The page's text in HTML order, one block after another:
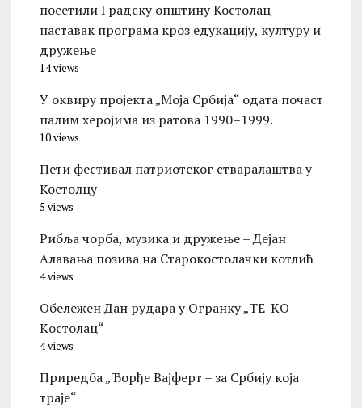
посетили Градску општину Костолац –
наставак програма кроз едукацију, културу и
дружење
14 views
У оквиру пројекта „Моја Србија“ одата почаст
палим херојима из ратова 1990–1999.
10 views
Пети фестивал патриотског стваралаштва у
Костолцу
5 views
Рибља чорба, музика и дружење – Дејан
Алавања позива на Старокостолачки котлић
4 views
Обележен Дан рудара у Огранку „ТЕ-KО
Kостолац“
4 views
Приредба „Ђорђе Вајферт – за Србију која
траје“